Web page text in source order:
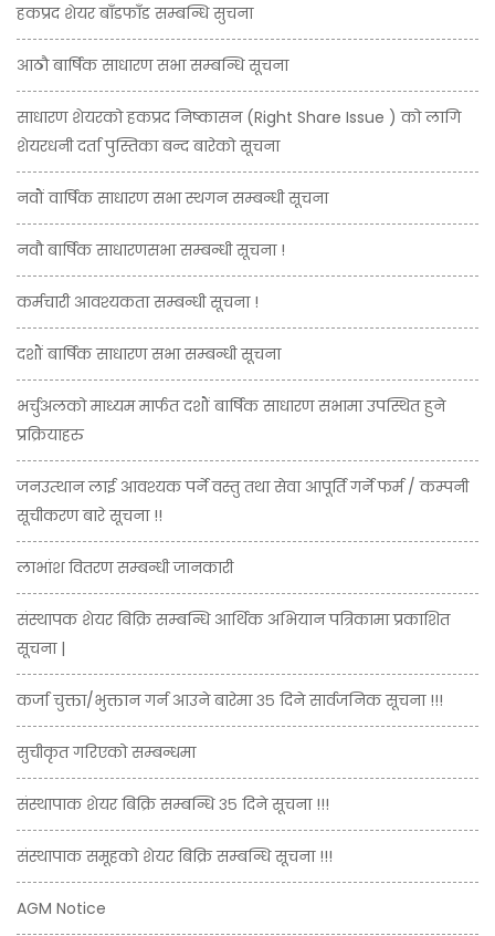
हकप्रद शेयर बाँडफाँड सम्बन्धि सुचना
आठौ बार्षिक साधारण सभा सम्बन्धि सूचना
साधारण शेयरको हकप्रद निष्कासन (Right Share Issue ) को लागि
शेयरधनी दर्ता पुस्तिका बन्द बारेको सूचना
नवौं वार्षिक साधारण सभा स्थगन सम्बन्धी सूचना
नवौ बार्षिक साधारणसभा सम्बन्धी सूचना !
कर्मचारी आवश्यकता सम्बन्धी सूचना !
दशौं बार्षिक साधारण सभा सम्बन्धी सूचना
भर्चुअलको माध्यम मार्फत दशौं बार्षिक साधारण सभामा उपस्थित हुने
प्रक्रियाहरु
जनउत्थान लाई आवश्यक पर्ने वस्तु तथा सेवा आपूर्ति गर्ने फर्म / कम्पनी
सूचीकरण बारे सूचना !!
लाभांश वितरण सम्बन्धी जानकारी
संस्थापक शेयर बिक्रि सम्बन्धि आर्थिक अभियान पत्रिकामा प्रकाशित
सूचना |
कर्जा चुक्ता/भुक्तान गर्न आउने बारेमा ३५ दिने सार्वजनिक सूचना !!!
सुचीकृत गरिएको सम्बन्धमा
संस्थापाक शेयर बिक्रि सम्बन्धि ३५ दिने सूचना !!!
संस्थापाक समूहको शेयर बिक्रि सम्बन्धि सूचना !!!
AGM Notice